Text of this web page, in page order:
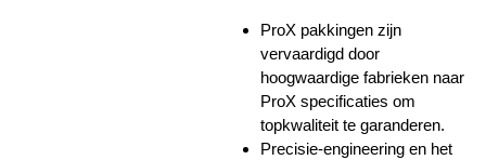
ProX pakkingen zijn
vervaardigd door
hoogwaardige fabrieken naar
ProX specificaties om
topkwaliteit te garanderen.
Precisie-engineering en het